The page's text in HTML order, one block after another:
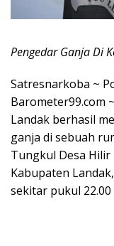
Pengedar Ganja Di
Satresnarkoba ~
Barometer99.com
Landak berhasil
ganja di sebuah
Tungkul Desa
Kabupaten
sekitar pukul 22.00